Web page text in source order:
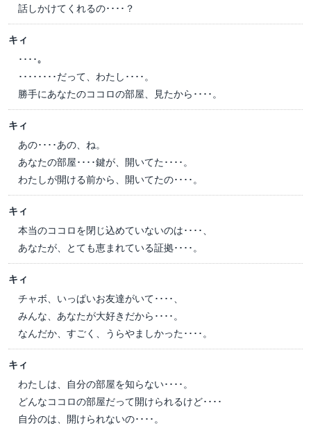
話しかけてくれるの････？
キィ
････。
････････だって、わたし････。
勝手にあなたのココロの部屋、見たから････。
キィ
あの････あの、ね。
あなたの部屋････鍵が、開いてた････。
わたしが開ける前から、開いてたの････。
キィ
本当のココロを閉じ込めていないのは････、
あなたが、とても恵まれている証拠････。
キィ
チャボ、いっぱいお友達がいて････、
みんな、あなたが大好きだから････。
なんだか、すごく、うらやましかった････。
キィ
わたしは、自分の部屋を知らない････。
どんなココロの部屋だって開けられるけど････
自分のは、開けられないの････。